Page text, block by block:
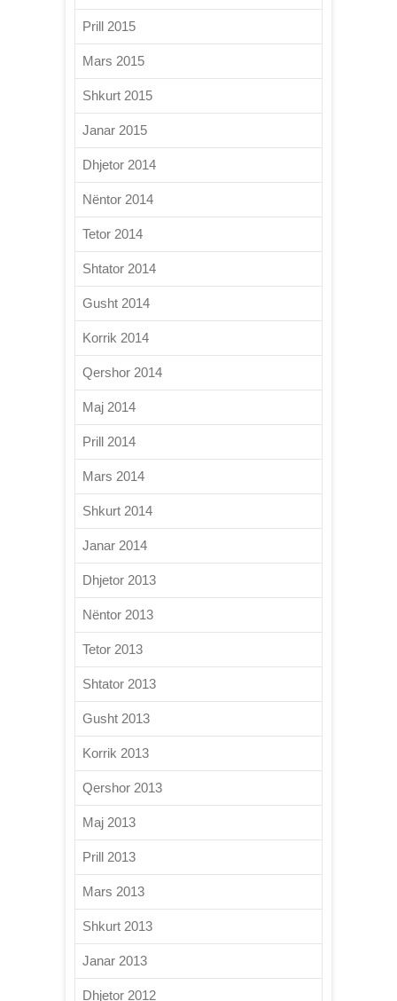
Prill 2015
Mars 2015
Shkurt 2015
Janar 2015
Dhjetor 2014
Nëntor 2014
Tetor 2014
Shtator 2014
Gusht 2014
Korrik 2014
Qershor 2014
Maj 2014
Prill 2014
Mars 2014
Shkurt 2014
Janar 2014
Dhjetor 2013
Nëntor 2013
Tetor 2013
Shtator 2013
Gusht 2013
Korrik 2013
Qershor 2013
Maj 2013
Prill 2013
Mars 2013
Shkurt 2013
Janar 2013
Dhjetor 2012